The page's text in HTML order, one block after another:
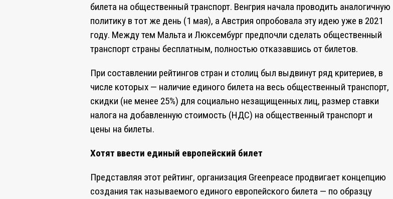
билета на общественный транспорт. Венгрия начала проводить аналогичную
политику в тот же день (1 мая), а Австрия опробовала эту идею уже в 2021
году. Между тем Мальта и Люксембург предпочли сделать общественный
транспорт страны бесплатным, полностью отказавшись от билетов.
При составлении рейтингов стран и столиц был выдвинут ряд критериев, в
числе которых — наличие единого билета на весь общественный транспорт,
скидки (не менее 25%) для социально незащищенных лиц, размер ставки
налога на добавленную стоимость (НДС) на общественный транспорт и
цены на билеты.
Хотят ввести единый европейский билет
Представляя этот рейтинг, организация Greenpeace продвигает концепцию
создания так называемого единого европейского билета — по образцу